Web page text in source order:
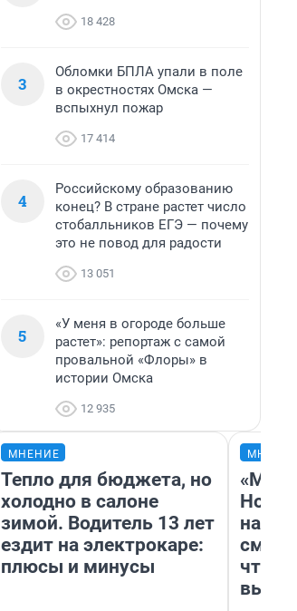
18 428
3
Обломки БПЛА упали в поле
в окрестностях Омска —
вспыхнул пожар
17 414
4
Российскому образованию
конец? В стране растет число
стобалльников ЕГЭ — почему
это не повод для радости
13 051
5
«У меня в огороде больше
растет»: репортаж с самой
провальной «Флоры» в
истории Омска
12 935
МНЕНИЕ
Тепло для бюджета, но
холодно в салоне
зимой. Водитель 13 лет
ездит на электрокаре:
плюсы и минусы
«Мы